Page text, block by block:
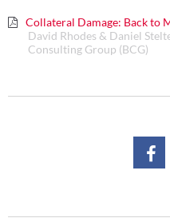
Rosa-Luxemburg-
Über mich
Kontakt
Collateral Damage: Back to
David Rhodes & Daniel
Consulting Group (BCG)